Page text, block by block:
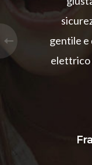
gentile e
elettrico